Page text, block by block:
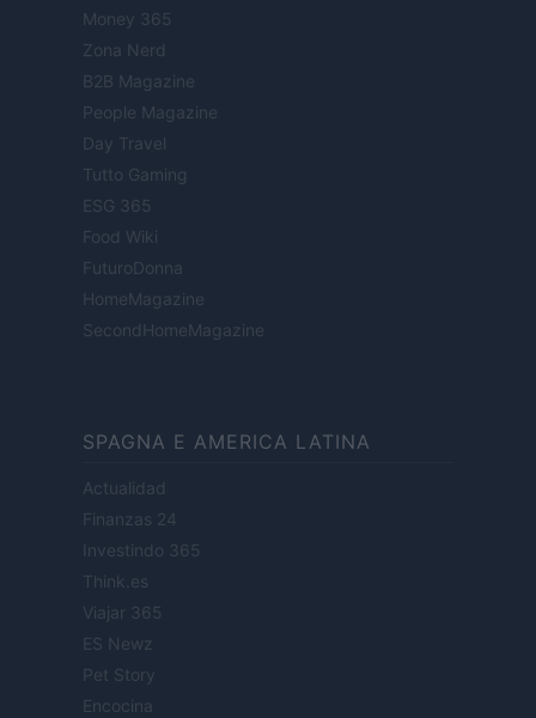
Money 365
Zona Nerd
B2B Magazine
People Magazine
Day Travel
Tutto Gaming
ESG 365
Food Wiki
FuturoDonna
HomeMagazine
SecondHomeMagazine
SPAGNA E AMERICA LATINA
Actualidad
Finanzas 24
Investindo 365
Think.es
Viajar 365
ES Newz
Pet Story
Encocina